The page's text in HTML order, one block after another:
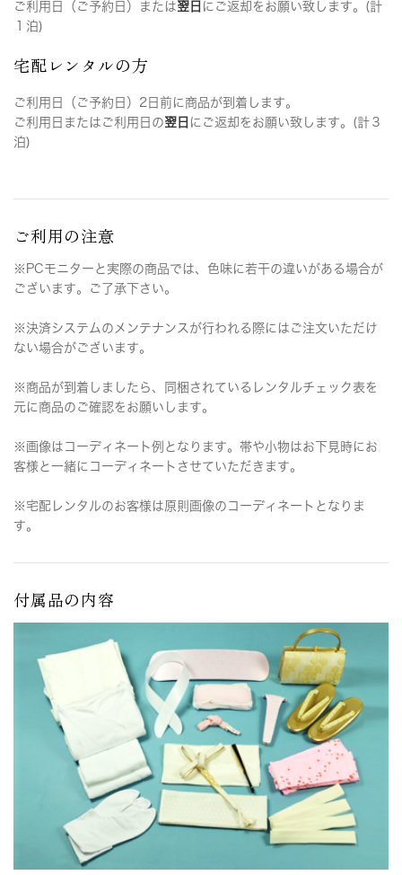
ご利用日（ご予約日）または翌日 にご返却をお願い致します。(計
１泊)
宅配レンタルの方
ご利用日（ご予約日）2日前に商品が到着します。
ご利用日またはご利用日の翌日 にご返却をお願い致します。(計３
泊)
ご利用の注意
※PCモニターと実際の商品では、色味に若干の違いがある場合が
ございます。ご了承下さい。
※決済システムのメンテナンスが行われる際にはご注文いただけ
ない場合がございます。
※商品が到着しましたら、同梱されているレンタルチェック表を
元に商品のご確認をお願いします。
※画像はコーディネート例となります。帯や小物はお下見時にお
客様と一緒にコーディネートさせていただきます。
※宅配レンタルのお客様は原則画像のコーディネートとなりま
す。
付属品の内容